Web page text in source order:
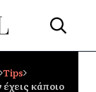
Tips
κάποιο